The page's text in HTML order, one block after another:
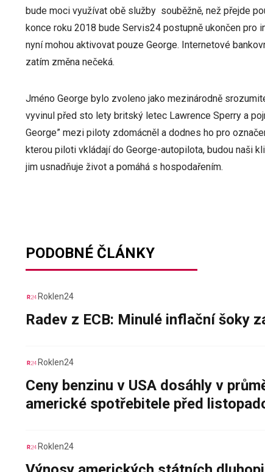
bude moci využívat obě služby souběžně, než přejde
konce roku 2018 bude Servis24 postupně ukončen
nyní mohou aktivovat pouze George. Internetové
zatím změna nečeká.
Jméno George bylo zvoleno jako mezinárodně
vyvinul před sto lety britský letec Lawrence Sperry a
George” mezi piloty zdomácněl a dodnes ho pro
kterou piloti vkládají do George-autopilota, budou naši
jim usnadňuje život a pomáhá s hospodařením.
PODOBNÉ ČLÁNKY
Roklen24
Radev z ECB: Minulé inflační šoky
Roklen24
Ceny benzinu v USA dosáhly v
americké spotřebitele před
Roklen24